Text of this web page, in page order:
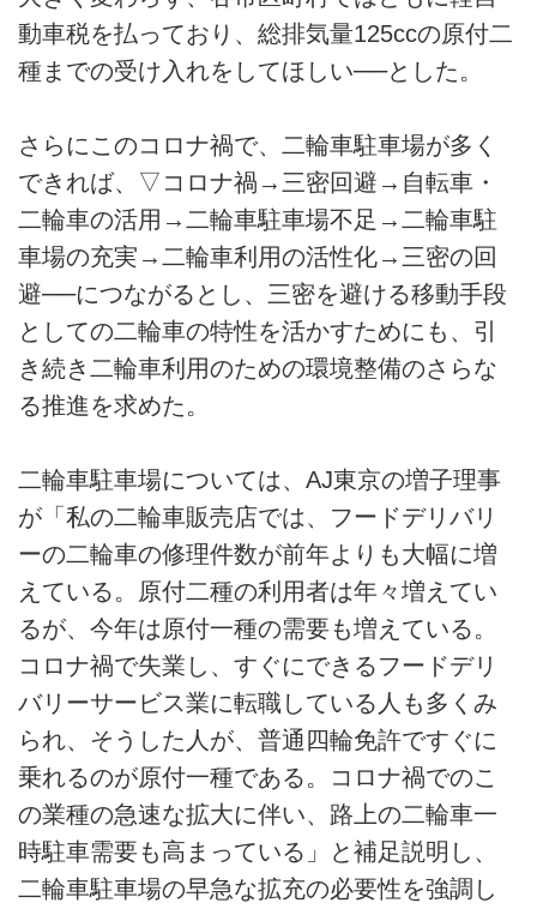
動車税を払っており、総排気量125ccの原付二
種までの受け入れをしてほしい──とした。
さらにこのコロナ禍で、二輪車駐車場が多く
できれば、▽コロナ禍→三密回避→自転車・
二輪車の活用→二輪車駐車場不足→二輪車駐
車場の充実→二輪車利用の活性化→三密の回
避──につながるとし、三密を避ける移動手段
としての二輪車の特性を活かすためにも、引
き続き二輪車利用のための環境整備のさらな
る推進を求めた。
二輪車駐車場については、AJ東京の増子理事
が「私の二輪車販売店では、フードデリバリ
ーの二輪車の修理件数が前年よりも大幅に増
えている。原付二種の利用者は年々増えてい
るが、今年は原付一種の需要も増えている。
コロナ禍で失業し、すぐにできるフードデリ
バリーサービス業に転職している人も多くみ
られ、そうした人が、普通四輪免許ですぐに
乗れるのが原付一種である。コロナ禍でのこ
の業種の急速な拡大に伴い、路上の二輪車一
時駐車需要も高まっている」と補足説明し、
二輪車駐車場の早急な拡充の必要性を強調し